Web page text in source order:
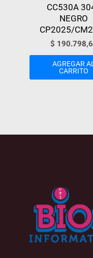
CC530A
NEGRO
CP2025/
$
AGREGAR
CARRITO